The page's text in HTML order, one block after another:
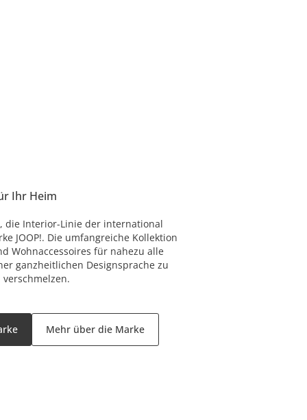
Ihr Heim
die Interior-Linie der international
JOOP!. Die umfangreiche Kollektion
Wohnaccessoires für nahezu alle
ganzheitlichen Designsprache zu
Mehr über die Marke